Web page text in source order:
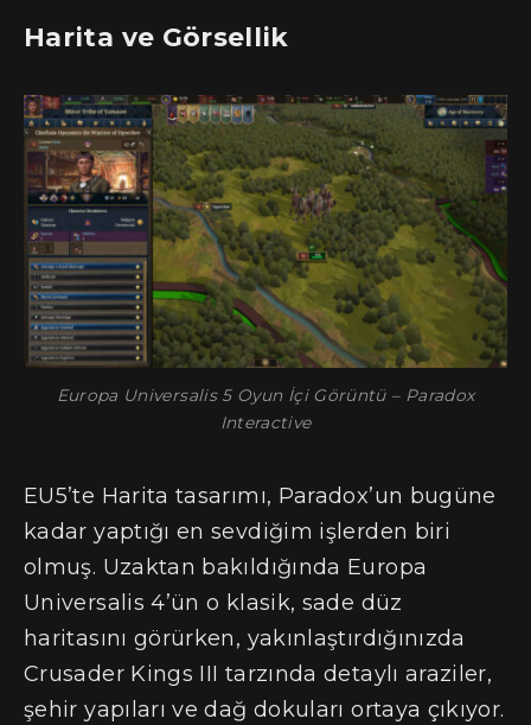
Harita ve Görsellik
Europa Universalis 5 Oyun İçi Görüntü – Paradox
Interactive
EU5’te Harita tasarımı, Paradox’un bugüne
kadar yaptığı en sevdiğim işlerden biri
olmuş. Uzaktan bakıldığında Europa
Universalis 4’ün o klasik, sade düz
haritasını görürken, yakınlaştırdığınızda
Crusader Kings III tarzında detaylı araziler,
şehir yapıları ve dağ dokuları ortaya çıkıyor.